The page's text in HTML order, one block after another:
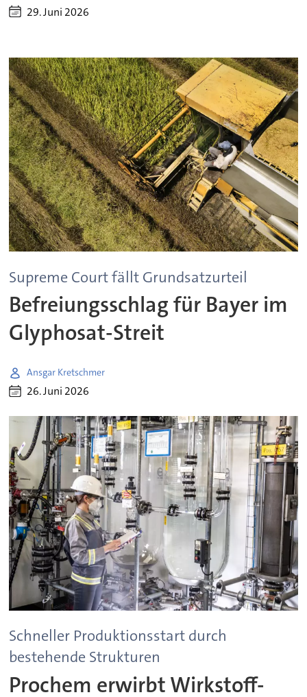
29. Juni 2026
Supreme Court fällt Grundsatzurteil
Befreiungsschlag für Bayer im
Glyphosat-Streit
Ansgar Kretschmer
26. Juni 2026
Schneller Produktionsstart durch
bestehende Strukturen
Prochem erwirbt Wirkstoff-